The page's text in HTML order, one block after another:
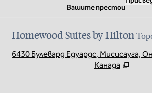
Вашите престои
Homewood Suites by Hilton
6430 Булевард Едуардс, Мисисауга,
Канада